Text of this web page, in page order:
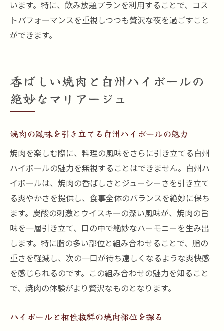
います。特に、飲み放題プランを利用することで、コス
トパフォーマンスを重視しつつも贅沢な夜を過ごすこと
ができます。
香ばしい焼肉と白州ハイボールの
絶妙なマリアージュ
焼肉の風味を引き立てる白州ハイボールの魅力
焼肉を楽しむ際に、料理の風味をさらに引き立てる白州
ハイボールの魅力を無視することはできません。白州ハ
イボールは、焼肉の香ばしさとジューシーさを引き立て
る爽やかさを提供し、食事全体のバランスを絶妙に保ち
ます。炭酸の刺激とウイスキーの深い風味が、焼肉の旨
味を一層引き立て、口の中で絶妙なハーモニーを生み出
します。特に脂の多い部位と組み合わせることで、脂の
重さを軽減し、次の一口が待ち遠しくなるような爽快感
を感じられるのです。この組み合わせの魅力を知ること
で、焼肉の体験がより贅沢なものとなります。
ハイボールと相性抜群の焼肉部位を探る